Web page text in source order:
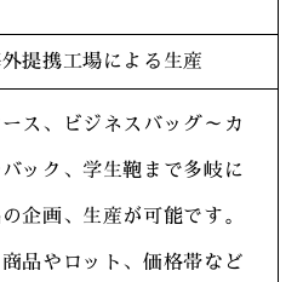
提携工場による生産
ス、ビジネスバッグ～カ
ック、学生鞄まで多岐に
企画、生産が可能です。
品やロット、価格帯など